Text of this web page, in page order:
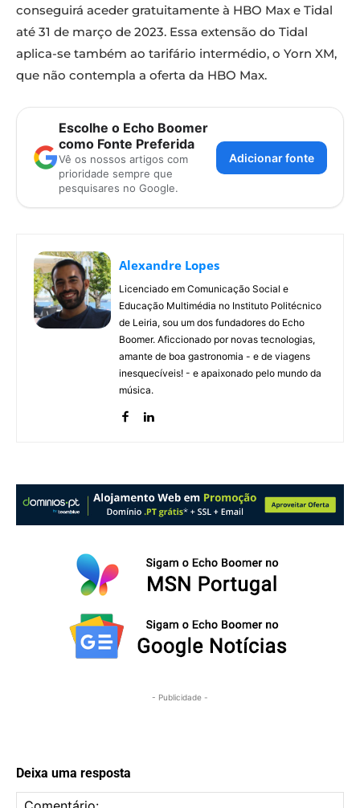
conseguirá aceder gratuitamente à HBO Max e Tidal
até 31 de março de 2023. Essa extensão do Tidal
aplica-se também ao tarifário intermédio, o Yorn XM,
que não contempla a oferta da HBO Max.
Escolhe o Echo Boomer
como Fonte Preferida
Vê os nossos artigos com
prioridade sempre que
pesquisares no Google.
Adicionar fonte
Alexandre Lopes
Licenciado em Comunicação Social e
Educação Multimédia no Instituto Politécnico
de Leiria, sou um dos fundadores do Echo
Boomer. Aficcionado por novas tecnologias,
amante de boa gastronomia - e de viagens
inesquecíveis! - e apaixonado pelo mundo da
música.
- Publicidade -
Deixa uma resposta